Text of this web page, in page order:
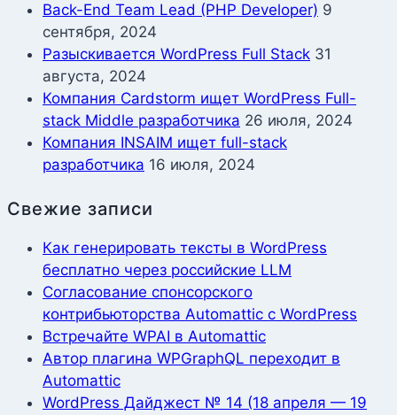
Back-End Team Lead (PHP Developer) 9
сентября, 2024
Разыскивается WordPress Full Stack 31
августа, 2024
Компания Cardstorm ищет WordPress Full-
stack Middle разработчика 26 июля, 2024
Компания INSAIM ищет full-stack
разработчика 16 июля, 2024
Свежие записи
Как генерировать тексты в WordPress
бесплатно через российские LLM
Согласование спонсорского
контрибьюторства Automattic с WordPress
Встречайте WPAI в Automattic
Автор плагина WPGraphQL переходит в
Automattic
WordPress Дайджест № 14 (18 апреля — 19